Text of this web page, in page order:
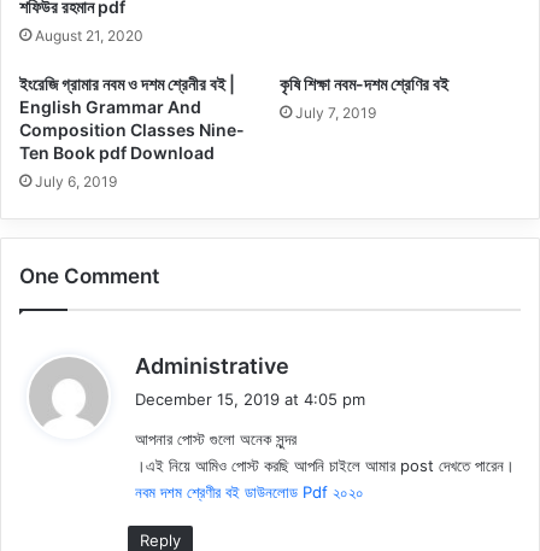
শফিউর রহমান pdf
August 21, 2020
ইংরেজি গ্রামার নবম ও দশম শ্রেনীর বই |
English Grammar And
Composition Classes Nine-
Ten Book pdf Download
July 6, 2019
কৃষি শিক্ষা নবম-দশম শ্রেণির বই
July 7, 2019
One Comment
Administrative
s
December 15, 2019 at 4:05 pm
আপনার পোস্ট গুলো অনেক সুন্দর
।এই নিয়ে আমিও পোস্ট করছি আপনি চাইলে আমার post দেখতে পারেন।
নবম দশম শ্রেণীর বই ডাউনলোড Pdf ২০২০
Reply